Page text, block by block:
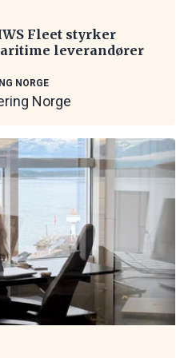
Fleet styrker
leverandører
NORGE
Norge